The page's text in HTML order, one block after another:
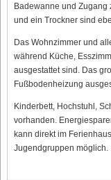
Badewanne und
und ein Trockner sind
Das Wohnzimmer und
während Küche,
ausgestattet sind. Das
Fußbodenheizung
Kinderbett, Hochstuhl,
vorhanden.
kann direkt im
Jugendgruppen möglich.